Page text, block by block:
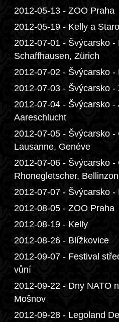
2012-05-13 - ZOO Praha
2012-05-19 - Kelly a
2012-07-01 - Švýcarsko -
Schaffhausen, Zürich
2012-07-02 - Švýcarsko -
2012-07-03 - Švýcarsko
2012-07-04 - Švýcarsko -
Aareschlucht
2012-07-05 - Švýcarsko -
Lausanne, Genéve
2012-07-06 - Švýcarsko -
Rhonegletscher,
2012-07-07 - Švýcarsko -
2012-08-05 - ZOO Praha
2012-08-19 - Kelly
2012-08-26 - Blížkovice
2012-09-07 - Festival
vůní
2012-09-22 - Dny NATO
Mošnov
2012-09-28 - Legoland